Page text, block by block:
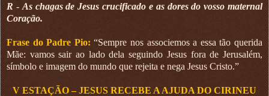
R - As chagas de Jesus crucificado e as dores do vosso maternal
Coração.
Frase do Padre Pio: “Sempre nos associemos a essa tão querida
Mãe: vamos sair ao lado dela seguindo Jesus fora de Jerusalém,
símbolo e imagem do mundo que rejeita e nega Jesus Cristo.”
V ESTAÇÃO – JESUS RECEBE A AJUDA DO CIRINEU